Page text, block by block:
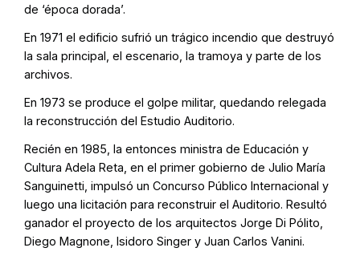
de ‘época dorada’.
En 1971 el edificio sufrió un trágico incendio que destruyó
la sala principal, el escenario, la tramoya y parte de los
archivos.
En 1973 se produce el golpe militar, quedando relegada
la reconstrucción del Estudio Auditorio.
Recién en 1985, la entonces ministra de Educación y
Cultura Adela Reta, en el primer gobierno de Julio María
Sanguinetti, impulsó un Concurso Público Internacional y
luego una licitación para reconstruir el Auditorio. Resultó
ganador el proyecto de los arquitectos Jorge Di Pólito,
Diego Magnone, Isidoro Singer y Juan Carlos Vanini.